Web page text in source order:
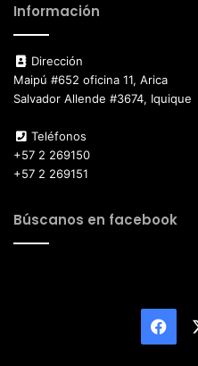
Información
Dirección
Maipú #652 oficina 11, Arica
Salvador Allende #3674, Iquique
Teléfonos
+57 2 269150
+57 2 269151
Búscanos en facebook